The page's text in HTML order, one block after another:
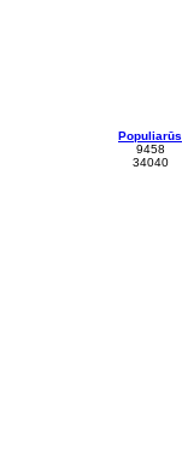
Populiarūs
9458
34040